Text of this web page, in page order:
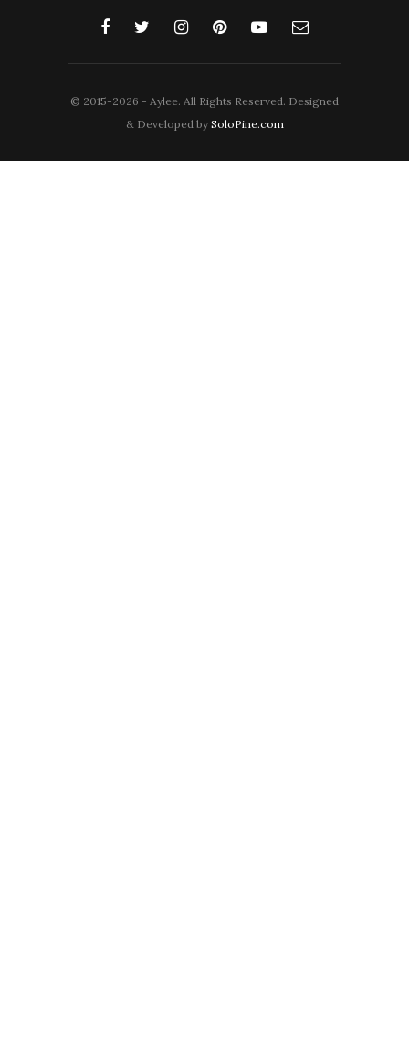
© 2015-2026 - Aylee. All Rights Reserved. Designed
& Developed by SoloPine.com